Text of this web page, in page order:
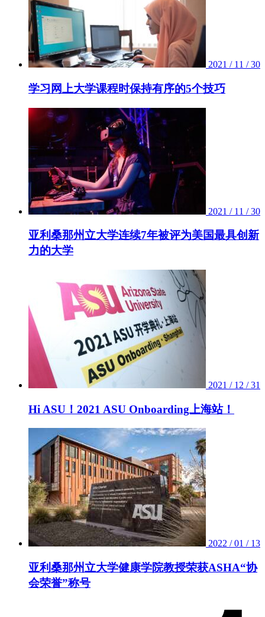
2021 / 11 / 30
学习网上大学课程时保持有序的5个技巧
2021 / 11 / 30
亚利桑那州立大学连续7年被评为美国最具创新
力的大学
2021 / 12 / 31
Hi ASU！2021 ASU Onboarding上海站！
2022 / 01 / 13
亚利桑那州立大学健康学院教授荣获ASHA“协
会荣誉”称号